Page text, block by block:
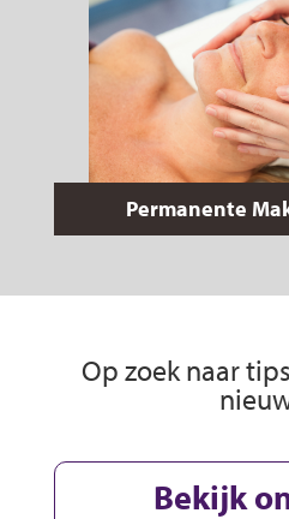
Permanente
Op zoek naar
Bekijk